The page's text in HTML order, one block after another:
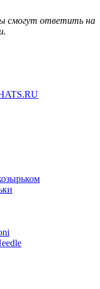
смогут ответить на